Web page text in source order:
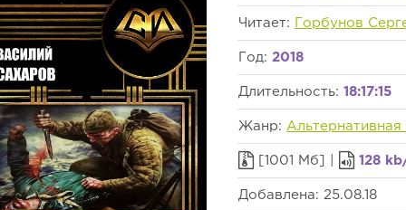
Читает: Горбунов
Год: 2018
Длительность: 18:17:15
Жанр: Альтернативная
[1001 Мб] | 128
Добавлена: 25.08.18